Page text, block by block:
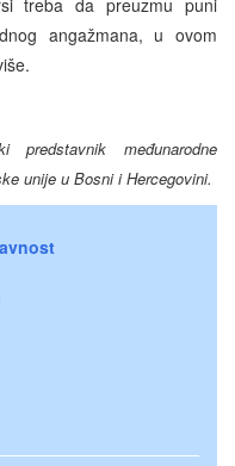
angažmana, u ovom
predstavnik međunarodne
unije u Bosni i Hercegovini.